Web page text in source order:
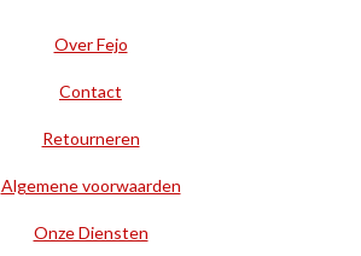
Over Fejo
Contact
Retourneren
Algemene voorwaarden
Onze Diensten